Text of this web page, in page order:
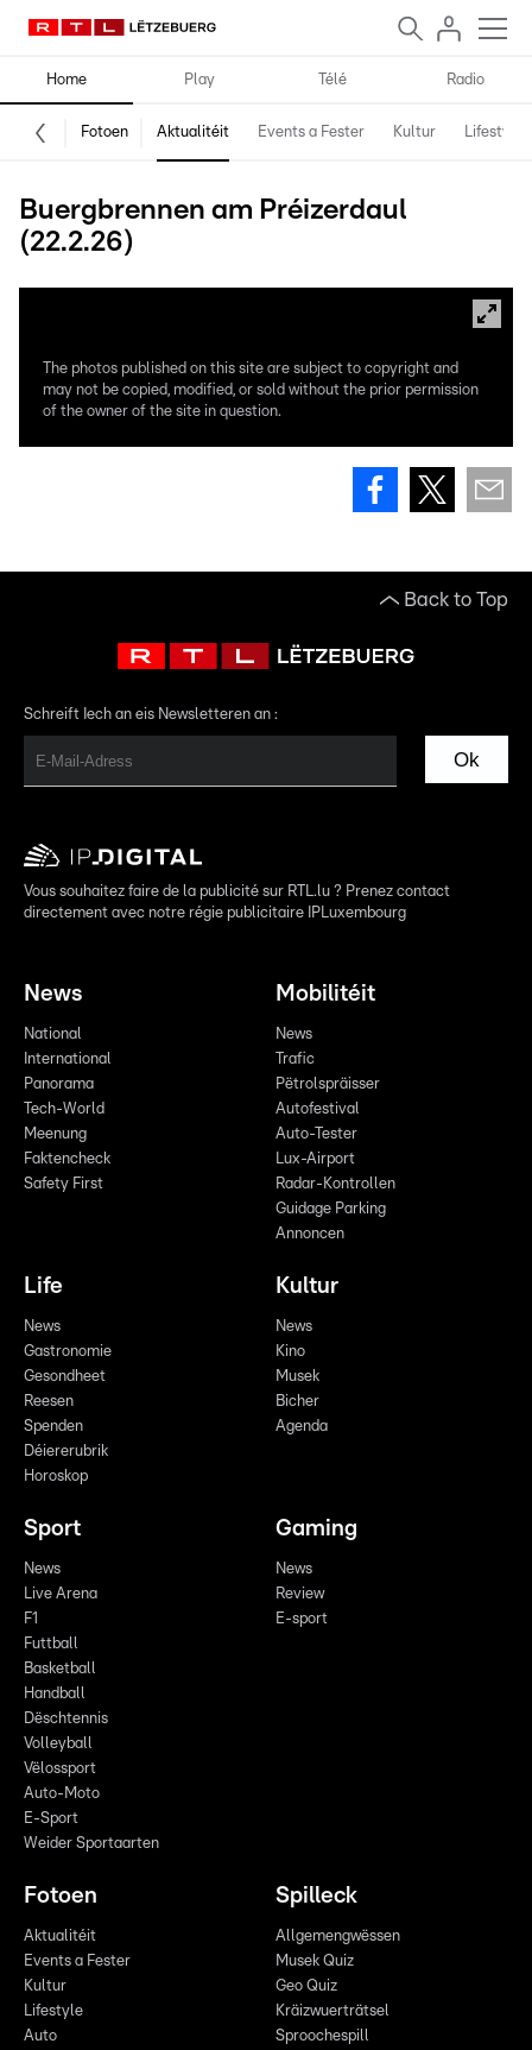
Home Play Télé Radio
Fotoen Aktualitéit Events a Fester Kultur Lifestyle
Buergbrennen am Préizerdaul
(22.2.26)
The photos published on this site are subject to copyright and
may not be copied, modified, or sold without the prior permission
of the owner of the site in question.
Back to Top
Schreift Iech an eis Newsletteren an :
Ok
Vous souhaitez faire de la publicité sur RTL.lu ? Prenez contact
directement avec notre régie publicitaire IPLuxembourg
News
National
International
Panorama
Tech-World
Meenung
Faktencheck
Safety First
Mobilitéit
News
Trafic
Pëtrolspräisser
Autofestival
Auto-Tester
Lux-Airport
Radar-Kontrollen
Guidage Parking
Annoncen
Life
News
Gastronomie
Gesondheet
Reesen
Spenden
Déiererubrik
Horoskop
Kultur
News
Kino
Musek
Bicher
Agenda
Sport
News
Live Arena
F1
Futtball
Basketball
Handball
Dëschtennis
Volleyball
Vëlossport
Auto-Moto
E-Sport
Weider Sportaarten
Gaming
News
Review
E-sport
Fotoen
Aktualitéit
Events a Fester
Kultur
Lifestyle
Auto
Spilleck
Allgemengwëssen
Musek Quiz
Geo Quiz
Kräizwuerträtsel
Sproochespill